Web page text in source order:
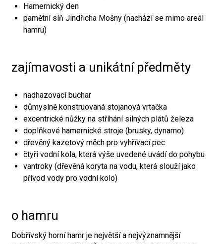
Hamernický den
pamětní síň Jindřicha Mošny (nachází se mimo areál
hamru)
zajímavosti a unikátní předměty
nadhazovací buchar
důmyslně konstruovaná stojanová vrtačka
excentrické nůžky na stříhání silných plátů železa
doplňkové hamernické stroje (brusky, dynamo)
dřevěný kazetový měch pro vyhřívací pec
čtyři vodní kola, která výše uvedené uvádí do pohybu
vantroky (dřevěná koryta na vodu, která slouží jako
přívod vody pro vodní kolo)
o hamru
Dobřívský horní hamr je největší a nejvýznamnější